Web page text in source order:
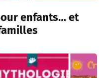
enfants… et